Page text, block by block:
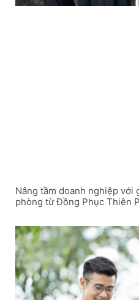
Nâng tầm doanh nghiệp với
phòng từ Đồng Phục Thiên